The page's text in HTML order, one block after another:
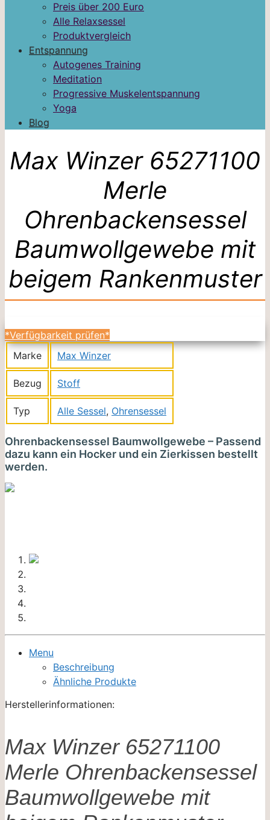
Preis über 200 Euro
Alle Relaxsessel
Produktvergleich
Entspannung
Autogenes Training
Meditation
Progressive Muskelentspannung
Yoga
Blog
Max Winzer 65271100
Merle
Ohrenbackensessel
Baumwollgewebe mit
beigem Rankenmuster
*Verfügbarkeit prüfen*
Marke
Max Winzer
Bezug Stoff
Typ Alle Sessel, Ohrensessel
Ohrenbackensessel Baumwollgewebe – Passend
dazu kann ein Hocker und ein Zierkissen bestellt
werden.
Menu
Beschreibung
Ähnliche Produkte
Herstellerinformationen:
Max Winzer 65271100
Merle Ohrenbackensessel
Baumwollgewebe mit